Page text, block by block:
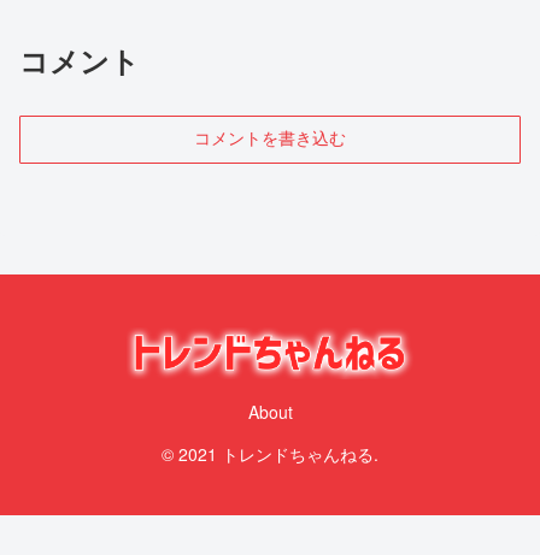
コメント
コメントを書き込む
About
© 2021 トレンドちゃんねる.